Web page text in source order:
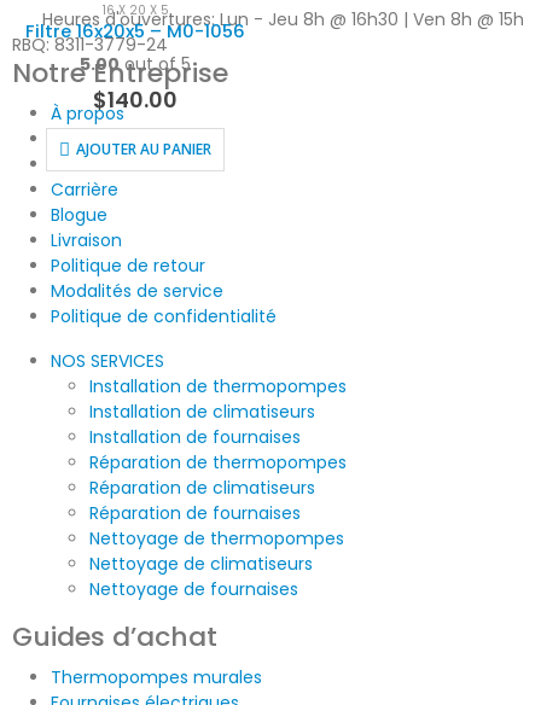
16 X 20 X 5
Filtre 16x20x5 – M0-1056
5.00out of 5
$140.00
AJOUTER AU PANIER
Heures d'ouvertures: Lun - Jeu 8h @ 16h30 | Ven 8h @ 15h
RBQ: 8311-3779-24
Notre Entreprise
À propos
Notre histoire
Licences
Carrière
Blogue
Livraison
Politique de retour
Modalités de service
Politique de confidentialité
NOS SERVICES
Installation de thermopompes
Installation de climatiseurs
Installation de fournaises
Réparation de thermopompes
Réparation de climatiseurs
Réparation de fournaises
Nettoyage de thermopompes
Nettoyage de climatiseurs
Nettoyage de fournaises
Guides d’achat
Thermopompes murales